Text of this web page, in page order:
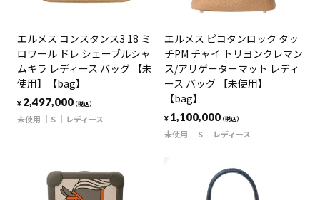
エルメス コンスタンス3 18 ミ
ロワール ドレ シェーブルシャ
ムキラ レディース バッグ 【未
使用】【bag】
¥ 2,497,000（税込）
未使用 S レディース
エルメス ピコタンロック タッ
チPM チャイ トリヨンクレマン
ス/アリゲーターマット レディ
ース バッグ 【未使用】
【bag】
¥ 1,100,000（税込）
未使用 S レディース